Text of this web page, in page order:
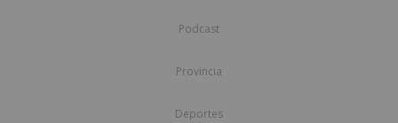
Podcast
Provincia
Deportes